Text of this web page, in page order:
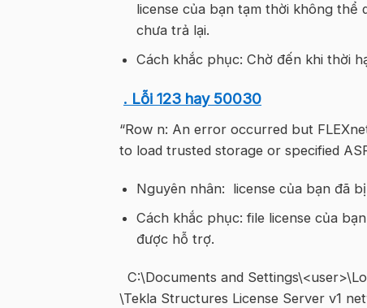
license của bạn tạm thời không thể
chưa trả lại.
Cách khắc phục: Chờ đến khi thời
. Lỗi 123 hay 50030
“Row n: An error occurred but
to load trusted storage or specified
Nguyên nhân: license của bạn đã
Cách khắc phục: file license của
được hỗ trợ.
C:\Documents and
\Tekla Structures License Server v1